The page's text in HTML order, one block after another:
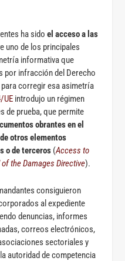
ha sidoel acceso a las
uno de los principales
informativa que
por infracción del Derecho
corregir esa asimetría
UE introdujo un régimen
de prueba, que permite
obrantes en el
otros elementos
o de terceros (Access to
of the Damages Directive).
consiguieron
al expediente
denuncias, informes
correos electrónicos,
sectoriales y
autoridad de competencia